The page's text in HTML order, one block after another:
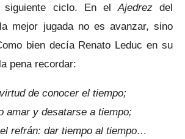
siguiente ciclo. En el Ajedrez del
mejor jugada no es avanzar, sino
bien decía Renato Leduc en su
pena recordar:
de conocer el tiempo;
amar y desatarse a tiempo;
refrán: dar tiempo al tiempo…